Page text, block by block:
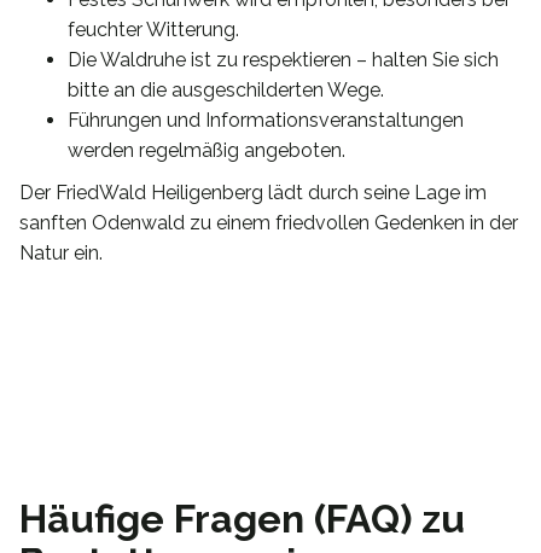
feuchter Witterung.
Die Waldruhe ist zu respektieren – halten Sie sich
bitte an die ausgeschilderten Wege.
Führungen und Informationsveranstaltungen
werden regelmäßig angeboten.
Der FriedWald Heiligenberg lädt durch seine Lage im
sanften Odenwald zu einem friedvollen Gedenken in der
Natur ein.
Häufige Fragen (FAQ) zu